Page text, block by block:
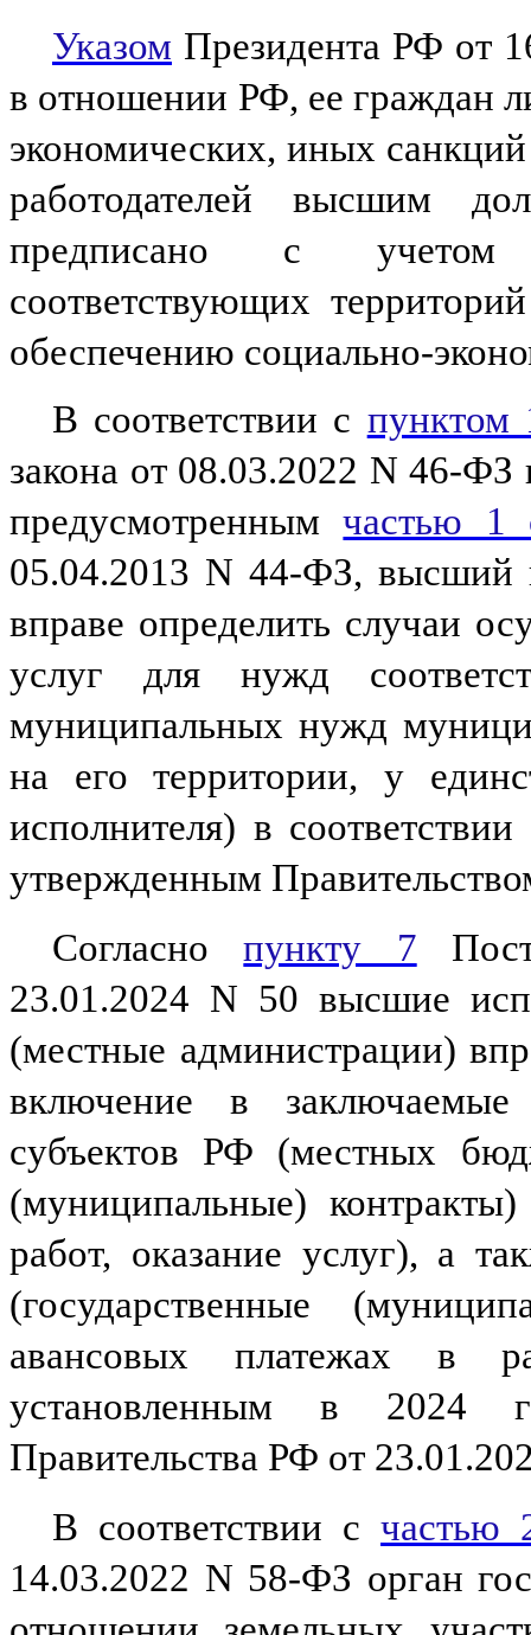
Указом Президента РФ от
в отношении РФ, ее граждан
экономических, иных
работодателей высшим
предписано с учетом
соответствующих
обеспечению социально-
В соответствии с пунктом
закона от 08.03.2022 N 46-ФЗ
предусмотреннымчастью 1
05.04.2013 N 44-ФЗ, высший
вправе определить случаи
услуг для нужд
муниципальных нужд
на его территории, у
исполнителя) в
утвержденным
Согласнопункту 7
23.01.2024 N 50 высшие
(местные администрации)
включение в заключаемые
субъектов РФ (местных
(муниципальные)
работ, оказание услуг), а
(государственные
авансовых платежах в
установленным в 2024
Правительства РФ от
В соответствии с частью
14.03.2022 N 58-ФЗ орган